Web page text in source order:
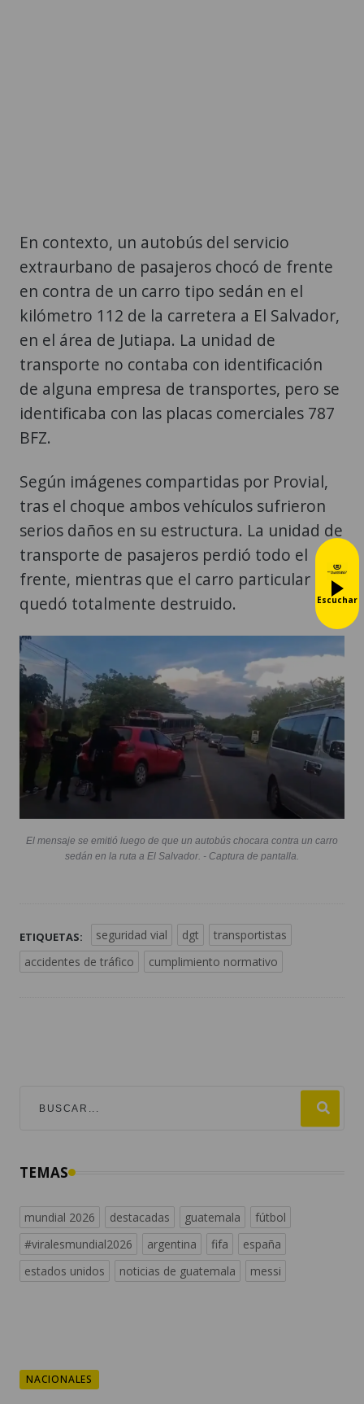
En contexto, un autobús del servicio
extraurbano de pasajeros chocó de frente
en contra de un carro tipo sedán en el
kilómetro 112 de la carretera a El Salvador,
en el área de Jutiapa. La unidad de
transporte no contaba con identificación
de alguna empresa de transportes, pero se
identificaba con las placas comerciales 787
BFZ.
Según imágenes compartidas por Provial,
tras el choque ambos vehículos sufrieron
serios daños en su estructura. La unidad de
transporte de pasajeros perdió todo el
frente, mientras que el carro particular
quedó totalmente destruido.
El mensaje se emitió luego de que un autobús chocara contra un carro
sedán en la ruta a El Salvador. - Captura de pantalla.
ETIQUETAS: seguridad vial dgt
transportistas
accidentes de tráfico
cumplimiento normativo
TEMAS
mundial 2026 destacadas guatemala
fútbol
#viralesmundial2026
argentina fifa
españa
estados unidos
noticias de guatemala messi
NACIONALES
Escuchar